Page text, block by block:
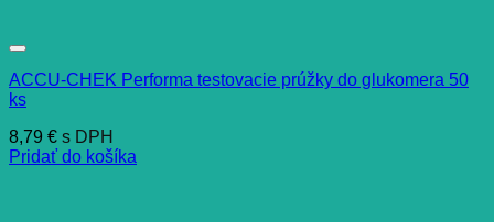
ACCU-CHEK Performa testovacie prúžky do glukomera 50
ks
8,79 € s DPH
Pridať do košíka